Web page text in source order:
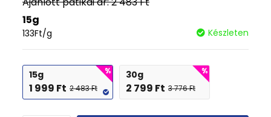
15g
133Ft/g Készleten
15g
1 999 Ft 2 483Ft
30g
2 799 Ft 3 776Ft